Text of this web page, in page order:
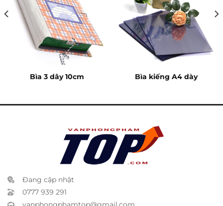
Bìa 3 dây 10cm Bìa kiếng A4 dày
Đang cập nhật
0777 939 291